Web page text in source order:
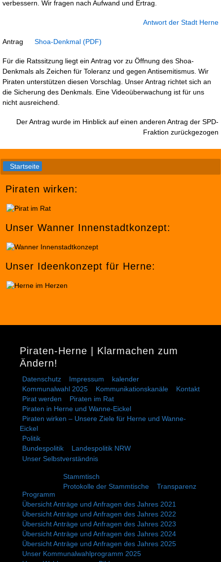
verbessern. Wir fragen nach Aufwand und Ertrag.
Antwort der Stadt Herne
Antrag Shoa-Denkmal
Für die Ratssitzung liegt ein Antrag vor zu Öffnung des Shoa-
Denkmals als Zeichen für Toleranz und gegen Antisemitismus. Wir
Piraten unterstützen diesen Vorschlag. Unser Antrag richtet sich an
die Sicherung des Denkmals. Eine Videoüberwachung ist für uns
nicht ausreichend.
Der Antrag wurde im Hinblick auf einen anderen Antrag der SPD-
Fraktion zurückgezogen
Startseite
Piraten wirken:
Unser Wanner Innenstadtkonzept:
Unser Ideenkonzept für Herne:
Piraten-Herne | Klarmachen zum
Ändern!
Datenschutz Impressum
kalender
Kommunalwahl 2025
Kommunikationskanäle
Kontakt
Pirat werden
Piraten im Rat
Piraten in Herne und Wanne-Eickel
Piraten wirken – Unsere Ziele für Herne und Wanne-
Eickel
Politik
Bundespolitik
Landespolitik NRW
Unser Selbstverständnis
Programm
Stammtisch
Protokolle der Stammtische
Transparenz
Übersicht Anträge und Anfragen des Jahres 2021
Übersicht Anträge und Anfragen des Jahres 2022
Übersicht Anträge und Anfragen des Jahres 2023
Übersicht Anträge und Anfragen des Jahres 2024
Übersicht Anträge und Anfragen des Jahres 2025
Unser Kommunalwahlprogramm 2025